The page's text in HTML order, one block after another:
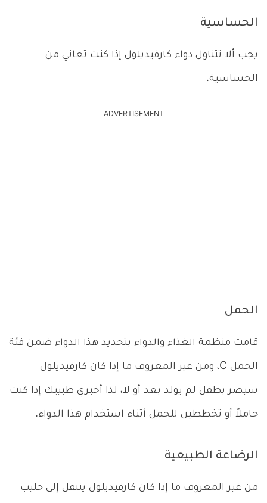
الحساسية
يجب ألا تتناول دواء كارفيديلول إذا كنت تعاني من
الحساسية.
ADVERTISEMENT
الحمل
قامت منظمة الغذاء والدواء بتحديد هذا الدواء ضمن فئة
الحمل C، ومن غير المعروف ما إذا كان كارفيديلول
سيضر بطفل لم يولد بعد أو لا، لذا أخبري طبيبك إذا كنت
حاملاً أو تخططين للحمل أثناء استخدام هذا الدواء.
الرضاعة الطبيعية
من غير المعروف ما إذا كان كارفيديلول ينتقل إلى حليب